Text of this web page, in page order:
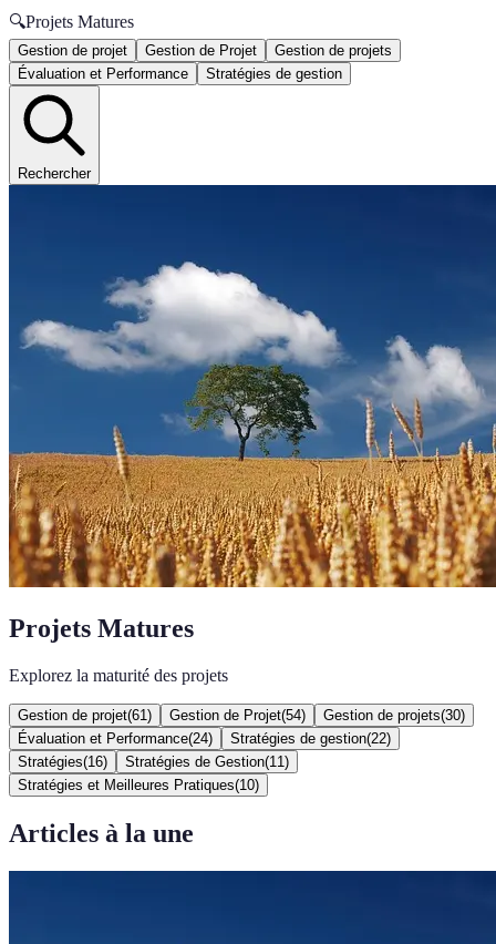
🔍Projets Matures
Gestion de projet Gestion de Projet
Gestion de projets
Évaluation et Performance
Stratégies de gestion
Rechercher
Projets Matures
Explorez la maturité des projets
Gestion de projet(61 ) Gestion de Projet(54) Gestion de projets(30)
Évaluation et Performance(24) Stratégies de gestion(22)
Stratégies(16) Stratégies de Gestion(11 )
Stratégies et Meilleures Pratiques(10)
Articles à la une